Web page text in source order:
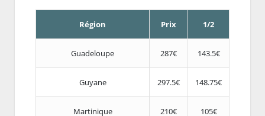
Région Prix 1/2
Guadeloupe 287€ 143.5€
Guyane 297.5€ 148.75€
Martinique 210€ 105€